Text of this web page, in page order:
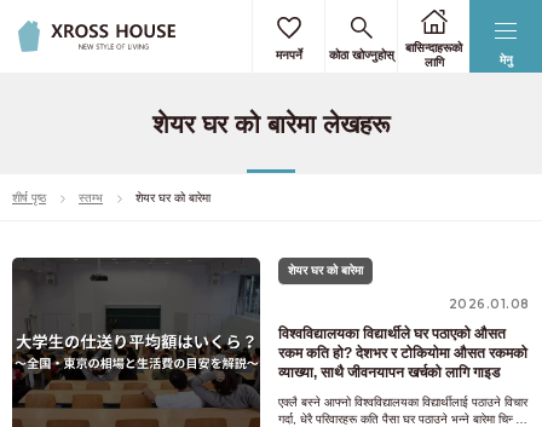
मेनु
मनपर्ने कोठा खोज्नुहोस्
बासिन्दाहरूको
लागि
शेयर घर को बारेमा लेखहरू
शीर्ष पृष्ठ स्तम्भ शेयर घर को बारेमा
शेयर घर को बारेमा
2026.01.08
विश्वविद्यालयका विद्यार्थीले घर पठाएको औसत
रकम कति हो? देशभर र टोकियोमा औसत रकमको
व्याख्या, साथै जीवनयापन खर्चको लागि गाइड
एक्लै बस्ने आफ्नो विश्वविद्यालयका विद्यार्थीलाई पठाउने विचार
गर्दा, धेरै परिवारहरू कति पैसा घर पठाउने भन्ने बारेमा चिन्ता